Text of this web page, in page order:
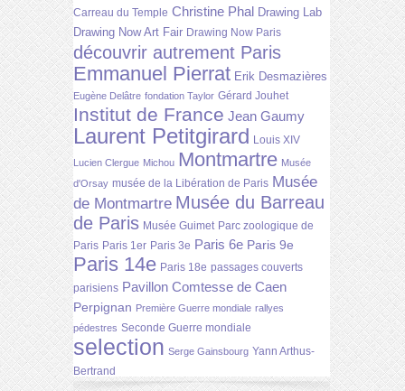
Carreau du Temple Christine Phal Drawing Lab
Drawing Now Art Fair Drawing Now Paris
découvrir autrement Paris
Emmanuel Pierrat Erik Desmazières
Eugène Delâtre fondation Taylor Gérard Jouhet
Institut de France Jean Gaumy
Laurent Petitgirard Louis XIV
Lucien Clergue Michou Montmartre Musée
d'Orsay musée de la Libération de Paris Musée
de Montmartre Musée du Barreau
de Paris Musée Guimet Parc zoologique de
Paris Paris 1er Paris 3e Paris 6e Paris 9e
Paris 14e Paris 18e passages couverts
parisiens Pavillon Comtesse de Caen
Perpignan Première Guerre mondiale rallyes
pédestres Seconde Guerre mondiale
selection Serge Gainsbourg Yann Arthus-
Bertrand